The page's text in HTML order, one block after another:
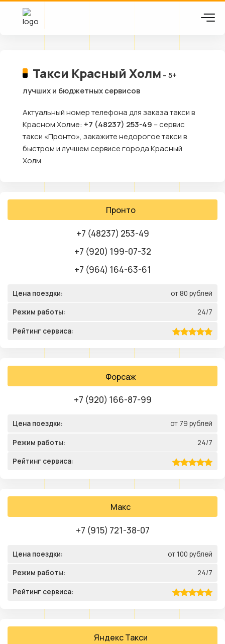
Такси Красный Холм – 5+
лучших и бюджетных сервисов
Актуальный номер телефона для заказа такси в
Красном Холме: +7 (48237) 253-49 – сервис
такси «Пронто», закажите недорогое такси в
быстром и лучшем сервисе города Красный
Холм.
Пронто
+7 (48237) 253-49
+7 (920) 199-07-32
+7 (964) 164-63-61
Цена поездки: от 80 рублей
Режим работы: 24/7
Рейтинг сервиса:
Форсаж
+7 (920) 166-87-99
Цена поездки: от 79 рублей
Режим работы: 24/7
Рейтинг сервиса:
Макс
+7 (915) 721-38-07
Цена поездки: от 100 рублей
Режим работы: 24/7
Рейтинг сервиса:
Яндекс Такси